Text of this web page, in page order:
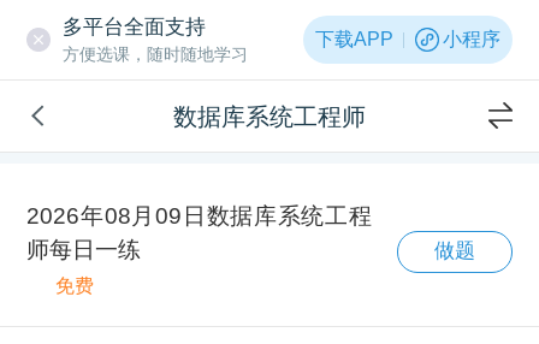
多平台全面支持
方便选课，随时随地学习
下载APP 小程序
数据库系统工程师
2026年08月09日数据库系统工程
师每日一练
免费
做题